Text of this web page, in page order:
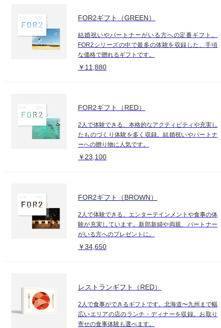
FOR2ギフト（GREEN）
結婚祝いやパートナーがいる方への定番ギフト。
FOR2シリーズの中で最多の体験を収録した、手頃
な価格で贈れるギフトです。
￥11,880
FOR2ギフト（RED）
2人で体験できる、本格的なアクティビティや充実し
たものづくり体験を多く収録。結婚祝いやパートナ
ーへの贈り物に人気です。
￥23,100
FOR2ギフト（BROWN）
2人で体験できる、エンターテインメントや食事の体
験が充実しています。新郎新婦や両親、パートナー
がいる方へのプレゼントに。
￥34,650
レストランギフト（RED）
2人で食事ができるギフトです。北海道〜九州まで幅
広いエリアの店のランチ・ディナーを収録。お取り
寄せの食事体験も選べます。